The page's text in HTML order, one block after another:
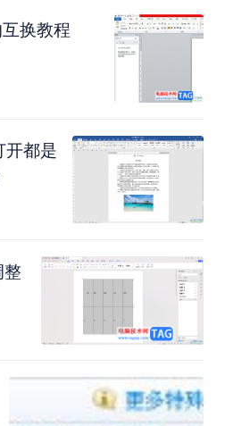
换教程
开都是
整